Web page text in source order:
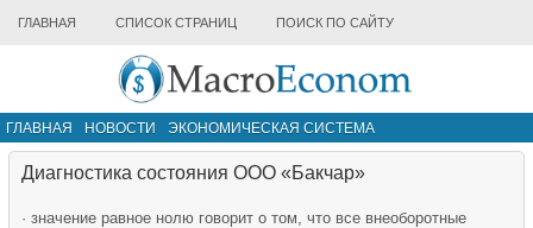
ГЛАВНАЯ СПИСОК СТРАНИЦ ПОИСК ПО САЙТУ
ГЛАВНАЯ НОВОСТИ
ЭКОНОМИЧЕСКАЯ СИСТЕМА
ИНФРАСТРУКТУРА РЫНКА
Диагностика состояния ООО «Бакчар»
· значение равное нолю говорит о том, что все внеоборотные